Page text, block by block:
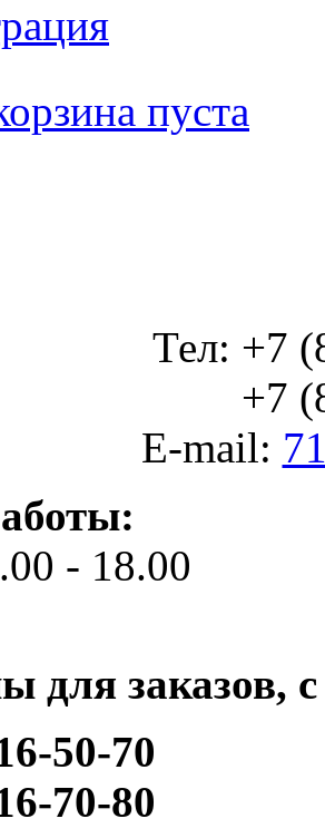
пуста
Тел: +7
+7
E-mail:
- 18.00
для заказов,
50-70
70-80